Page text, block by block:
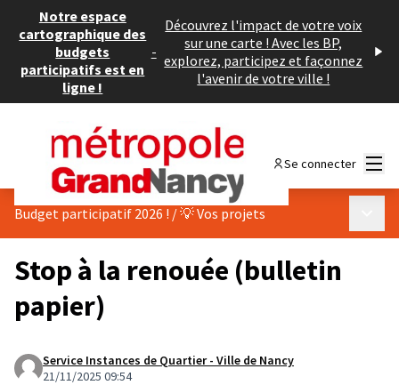
Notre espace
cartographique des
budgets
participatifs est en
ligne !
-
Découvrez l'impact de votre voix
sur une carte ! Avec les BP,
explorez, participez et façonnez
l'avenir de votre ville !
Se connecter
Budget participatif 2026 ! /💡 Vos projets
Stop à la renouée (bulletin
papier)
Service Instances de Quartier - Ville de Nancy
21/11/2025 09:54